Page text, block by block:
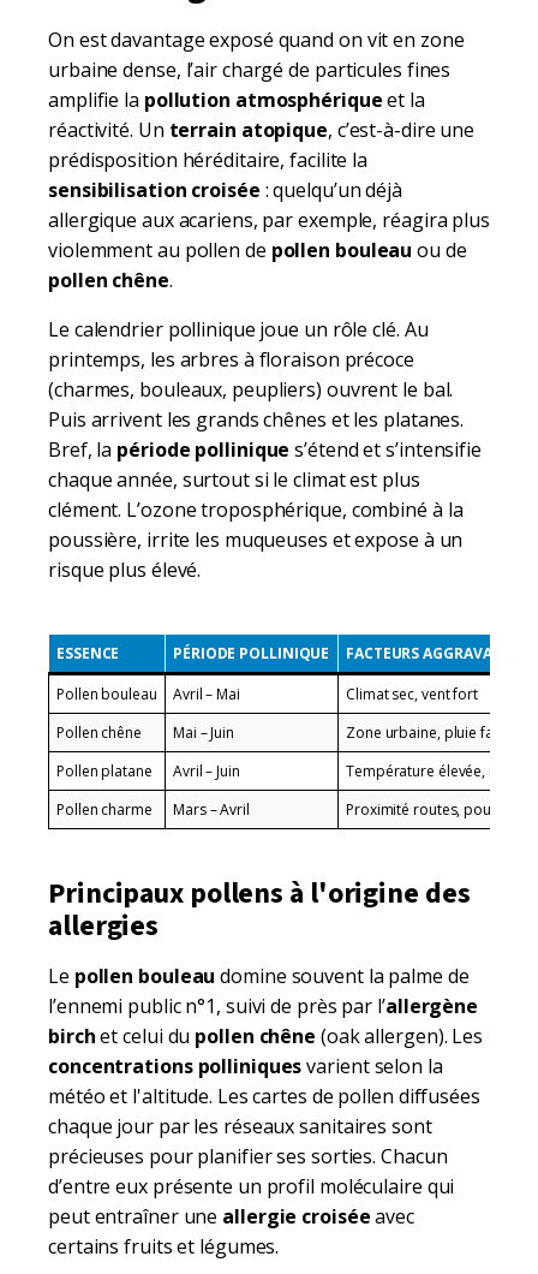
On est davantage exposé quand on vit en zone
urbaine dense, l’air chargé de particules fines
amplifie la pollution atmosphériqueet la
réactivité. Un terrain atopique, c’est-à-dire une
prédisposition héréditaire, facilite la
sensibilisation croisée : quelqu’un déjà
allergique aux acariens, par exemple, réagira plus
violemment au pollen de pollen bouleau ou de
pollen chêne.
Le calendrier pollinique joue un rôle clé. Au
printemps, les arbres à floraison précoce
(charmes, bouleaux, peupliers) ouvrent le bal.
Puis arrivent les grands chênes et les platanes.
Bref, la période pollinique s’étend et s’intensifie
chaque année, surtout si le climat est plus
clément. L’ozone troposphérique, combiné à la
poussière, irrite les muqueuses et expose à un
risque plus élevé.
ESSENCE PÉRIODE POLLINIQUE
FACTEURS AGGRAVANTS
Pollen bouleau
Avril – Mai
Climat sec, vent fort
Pollen chêne
Mai – Juin
Zone urbaine, pluie faible
Pollen platane
Avril – Juin
Température élevée,
Pollen charme
Mars – Avril Proximité routes, poussières
Principaux pollens à l'origine des
allergies
Le pollen bouleau domine souvent la palme de
l’ennemi public n°1, suivi de près par l’allergène
birchet celui du pollen chêne (oak allergen). Les
concentrations polliniquesvarient selon la
météo et l'altitude. Les cartes de pollen diffusées
chaque jour par les réseaux sanitaires sont
précieuses pour planifier ses sorties. Chacun
d’entre eux présente un profil moléculaire qui
peut entraîner une allergie croiséeavec
certains fruits et légumes.